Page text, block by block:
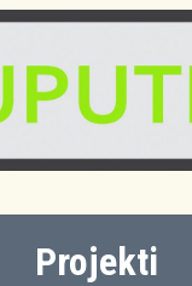
Projekti